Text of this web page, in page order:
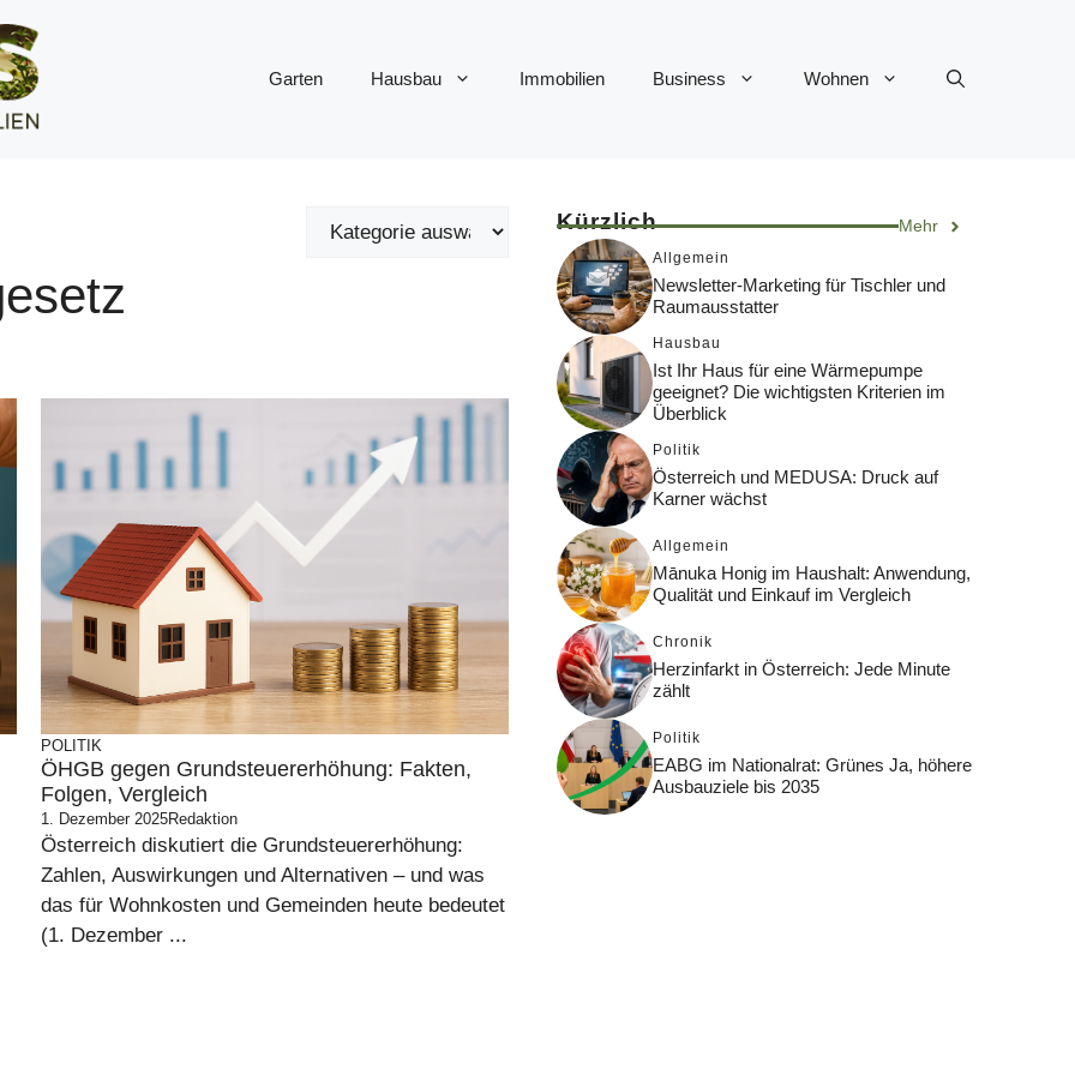
Garten Hausbau Immobilien Business Wohnen
POLITIK
ÖHGB gegen Grundsteuererhöhung: Fakten,
Folgen, Vergleich
1. Dezember 2025Redaktion
Österreich diskutiert die Grundsteuererhöhung:
Zahlen, Auswirkungen und Alternativen – und was
das für Wohnkosten und Gemeinden heute bedeutet
(1. Dezember ...
Kürzlich Mehr
Allgemein
Newsletter-Marketing für Tischler und
Raumausstatter
Hausbau
Ist Ihr Haus für eine Wärmepumpe
geeignet? Die wichtigsten Kriterien im
Überblick
Politik
Österreich und MEDUSA: Druck auf
Karner wächst
Allgemein
Mānuka Honig im Haushalt: Anwendung,
Qualität und Einkauf im Vergleich
Chronik
Herzinfarkt in Österreich: Jede Minute
zählt
Politik
EABG im Nationalrat: Grünes Ja, höhere
Ausbauziele bis 2035